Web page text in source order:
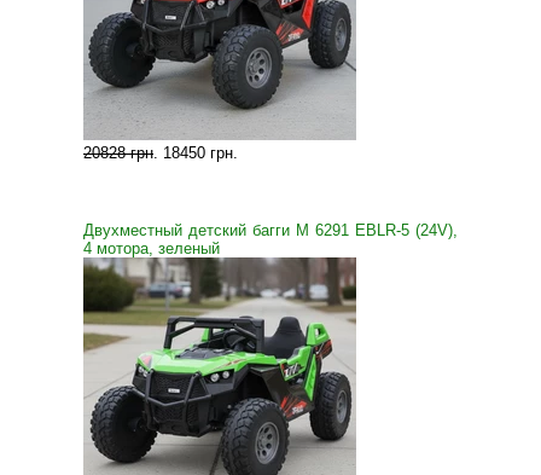
20828 грн. 18450 грн.
Двухместный детский багги M 6291 EBLR-5 (24V),
4 мотора, зеленый